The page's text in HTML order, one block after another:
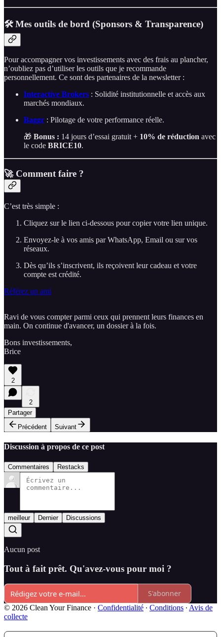
🛠 Mes outils de bord (Sponsors & Transparence)
Pour accompagner vos investissements avec des frais au plancher,
n’oubliez pas d’utiliser les outils que je recommande
personnellement. Ce sont des partenaires de la newsletter :
Interactive Brokers : Solidité institutionnelle et accès aux
marchés mondiaux.
Baggr : Pilotage de votre performance réelle.
🎁 Bonus : 14 jours d’essai gratuit + 10% de réduction avec
le code BRICE10.
🚀 Comment faire ?
C’est très simple :
Cliquez sur le lien ci-dessous pour copier votre lien unique.
Envoyez-le à vos amis par WhatsApp, Email ou sur vos
réseaux.
Dès qu’ils s’inscrivent, ils reçoivent leur cadeau et votre
compte est crédité.
Référez un ami
Ravi de vous compter parmi ceux qui prennent leurs finances en
main. On continue d'avancer, un dossier à la fois.
Bons investissements,
Brice
2
2
Partager
Précédent
Suivant
Discussion à propos de ce post
Commentaires Restacks
meilleur Dernier Discussions
Aucun post
Tout à fait prêt. Qu'avez-vous pour moi ?
S'abonner
© 2026 Clean Your Finance · Confidentialité ∙ Conditions ∙ Avis de
collecte